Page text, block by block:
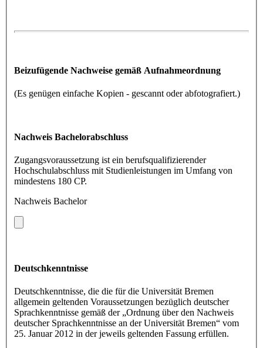
Beizufügende Nachweise gemäß Aufnahmeordnung
(Es genügen einfache Kopien - gescannt oder abfotografiert.)
Nachweis Bachelorabschluss
Zugangsvoraussetzung ist ein berufsqualifizierender
Hochschulabschluss mit Studienleistungen im Umfang von
mindestens 180 CP.
Nachweis Bachelor
Deutschkenntnisse
Deutschkenntnisse, die die für die Universität Bremen
allgemein geltenden Voraussetzungen bezüglich deutscher
Sprachkenntnisse gemäß der „Ordnung über den Nachweis
deutscher Sprachkenntnisse an der Universität Bremen“ vom
25. Januar 2012 in der jeweils geltenden Fassung erfüllen.